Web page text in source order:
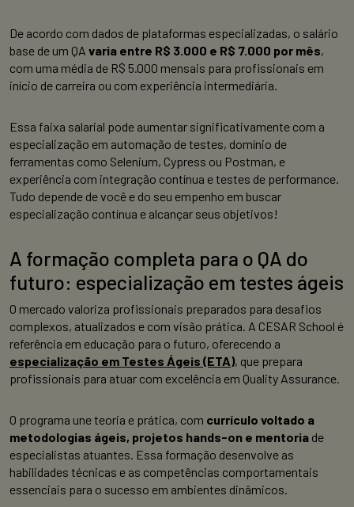
De acordo com dados de plataformas especializadas, o salário
base de um QA varia entre R$ 3.000 e R$ 7.000 por mês,
com uma média de R$ 5.000 mensais para profissionais em
início de carreira ou com experiência intermediária.
Essa faixa salarial pode aumentar significativamente com a
especialização em automação de testes, domínio de
ferramentas como Selenium, Cypress ou Postman, e
experiência com integração contínua e testes de performance.
Tudo depende de você e do seu empenho em buscar
especialização contínua e alcançar seus objetivos!
A formação completa para o QA do
futuro: especialização em testes ágeis
O mercado valoriza profissionais preparados para desafios
complexos, atualizados e com visão prática. A CESAR School é
referência em educação para o futuro, oferecendo a
especialização em Testes Ágeis (ETA), que prepara
profissionais para atuar com excelência em Quality Assurance.
O programa une teoria e prática, com currículo voltado a
metodologias ágeis, projetos hands-on e mentoria de
especialistas atuantes. Essa formação desenvolve as
habilidades técnicas e as competências comportamentais
essenciais para o sucesso em ambientes dinâmicos.